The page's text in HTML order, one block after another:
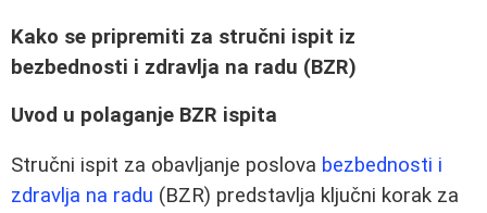
Kako se pripremiti za stručni ispit iz
bezbednosti i zdravlja na radu (BZR)
Uvod u polaganje BZR ispita
Stručni ispit za obavljanje poslova bezbednosti i
zdravlja na radu (BZR) predstavlja ključni korak za